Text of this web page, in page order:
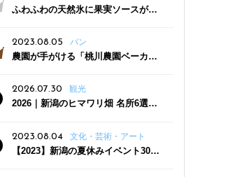
ふわふわの天然氷に果実ソースがた
三条駅近くにオープン
2023.08.05 パン
農園が手がける「桃川農園ベーカリ
った焼きたてパンのほか、ジェラー
トやスムージーも
2026.07.30 観光
2026｜新潟のヒマワリ畑 名所6選
2023.08.04
文化・芸術・アート
【2023】新潟の夏休みイベント30